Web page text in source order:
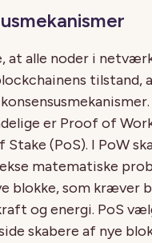
at alle noder i
tilstand,
er Proof of
(PoS). I PoW
matematiske
blokke, som kræver
og energi. PoS
skabere af nye